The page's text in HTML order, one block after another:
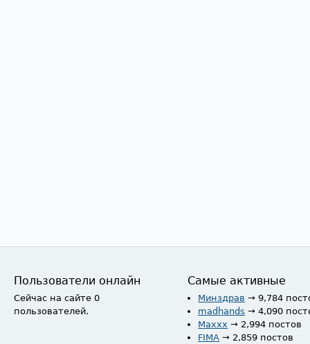
Пользователи онлайн
Сейчас на сайте 0
пользователей.
Самые активные
Минздрав → 9,784
madhands → 4,090
Maxxx → 2,994 постов
FIMA → 2,859 постов